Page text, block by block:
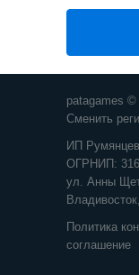
patagames ©
Сменить
ИП
ОГРНИП:
ул. Анны
Политика
соглашение